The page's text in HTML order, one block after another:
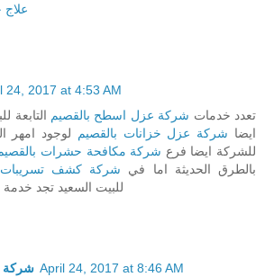
علاج
24, 2017 at 4:53 AM
تعدد خدمات شركة عزل اسطح بالقصيم التابعة
ايضا شركة عزل خزانات بالقصيم
لوجود امهر
للشركة ايضا فرع شركة مكافحة حشرات
بالطرق الحديثة اما في شركة كشف تسريبات
للبيت السعيد تجد
شركة April 24, 2017 at 8:46 AM